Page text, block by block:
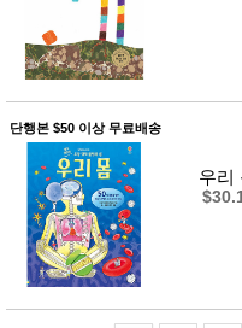
단행본 $50 이상 무료배송
우리